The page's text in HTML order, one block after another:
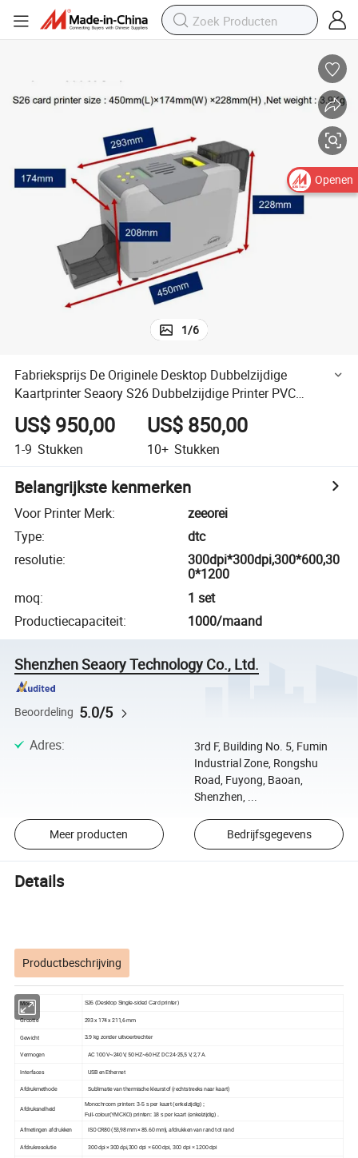
1/6
Fabrieksprijs De Originele Desktop Dubbelzijdige
Kaartprinter Seaory S26 Dubbelzijdige Printer PVC
Kaartprinter Afdrukken Cadeaukaart
US$ 950,00
1-9 Stukken
US$ 850,00
10+ Stukken
Belangrijkste kenmerken
Voor Printer Merk:
zeeorei
Type:
dtc
resolutie:
300dpi*300dpi,300*600,30
0*1200
moq:
1 set
Productiecapaciteit: 1000/maand
Shenzhen Seaory Technology Co., Ltd.
Beoordeling 5.0/5
Adres:
3rd F, Building No. 5, Fumin
Industrial Zone, Rongshu
Road, Fuyong, Baoan,
Shenzhen, ...
Meer producten Bedrijfsgegevens
Details
Productbeschrijving
Model S26 (Desktop Single-sided Card printer)
Grootte 293 x 174 x 211,6 mm
Gewicht 3.9 kg zonder uitvoertrechter
Vermogen AC 100 V~240 V, 50 HZ~60 HZ DC 24-25,5 V, 2,7 A.
Interfaces USB en Ethernet
Afdrukmethode Sublimatie van thermische kleurstof (rechtstreeks naar kaart)
Afdruksnelheid
Monochroom printen: 3-5 s per kaart (enkelzijdig) ;
Full-colour(YMCKO) printen: 18 s per kaart (enkelzijdig) .
Afmetingen afdrukken ISO CR80 (53,98 mm × 85.60 mm), afdrukken van rand tot rand
Afdrukresolutie 300 dpi × 300 dpi,300 dpi × 600 dpi, 300 dpi × 1200 dpi
Openen